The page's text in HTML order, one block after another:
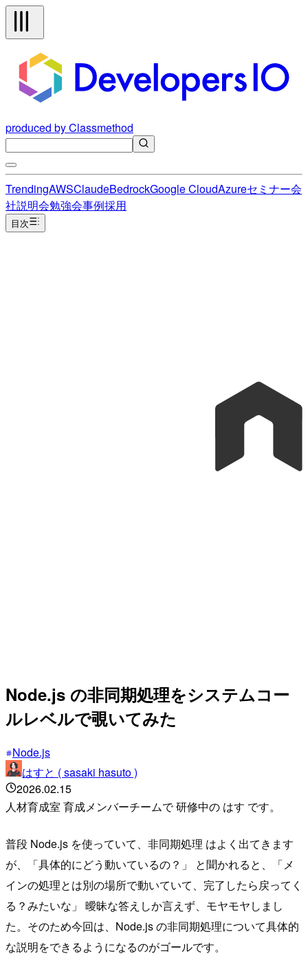
produced by Classmethod
TrendingAWSClaudeBedrockGoogle CloudAzureセミナー会
社説明会勉強会事例採用
目次
Node.js の非同期処理をシステムコー
ルレベルで覗いてみた
Node.js
はすと ( sasaki hasuto )
2026.02.15
人材育成室 育成メンバーチームで 研修中の はす です。
普段 Node.js を使っていて、非同期処理 はよく出てきます
が、「具体的にどう動いているの？」 と聞かれると、「メ
インの処理とは別の場所で動いていて、完了したら戻ってく
る？みたいな」 曖昧な答えしか言えず、モヤモヤしまし
た。そのため今回は、Node.js の非同期処理について具体的
な説明をできるようになるのがゴールです。